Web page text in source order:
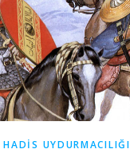
HADİS UYDURMACILIĞI